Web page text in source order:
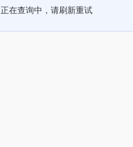
正在查询中，请刷新重试